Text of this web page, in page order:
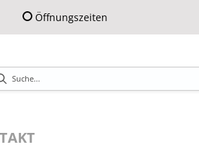
Öffnungszeiten